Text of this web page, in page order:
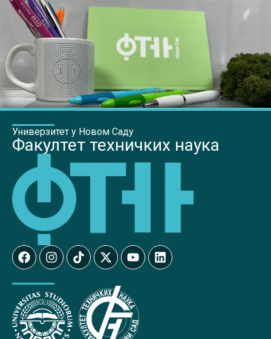
Универзитет у Новом Саду
Факултет техничких наука